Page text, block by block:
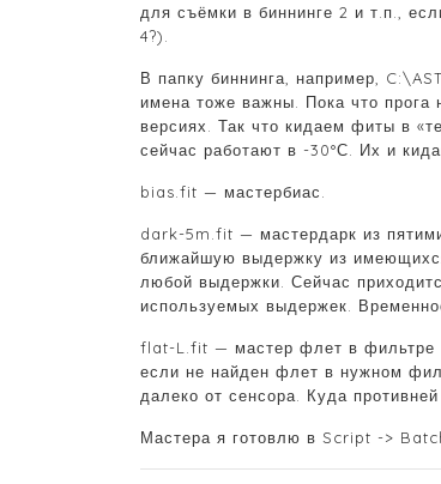
для съёмки в биннинге 2 и т.п.,
4?).
В папку биннинга, например,
имена тоже важны. Пока что
версиях. Так что кидаем фиты в
сейчас работают в -30°С. Их и
bias.fit — мастербиас.
dark-5m.fit — мастердарк из
ближайшую выдержку из
любой выдержки. Сейчас
используемых выдержек.
flat-L.fit — мастер флет в фильтре
если не найден флет в нужном
далеко от сенсора. Куда
Мастера я готовлю в Script ->